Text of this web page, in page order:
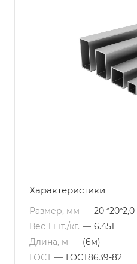
Характеристики
Размер, мм — 20 *20*2,0
Вес 1 шт./кг. — 6.451
Длина, м — (6м)
ГОСТ — ГОСТ8639-82